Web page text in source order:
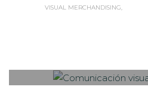
VISUAL MERCHANDISING